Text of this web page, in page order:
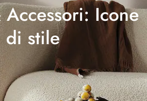
Icone
di stile